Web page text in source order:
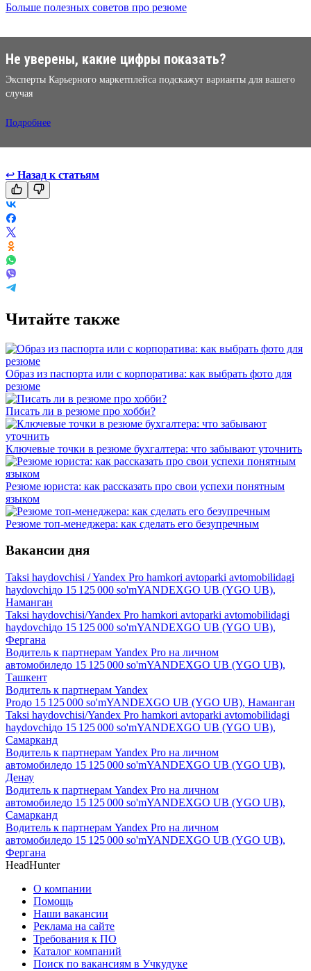
Больше полезных советов про резюме
Не уверены, какие цифры показать?
Эксперты Карьерного маркетплейса подскажут варианты для вашего
случая
Подробнее
↩ Назад к статьям
Читайте также
Образ из паспорта или с корпоратива: как выбрать фото для
резюме
Писать ли в резюме про хобби?
Ключевые точки в резюме бухгалтера: что забывают уточнить
Резюме юриста: как рассказать про свои успехи понятным
языком
Резюме топ-менеджера: как сделать его безупречным
Вакансии дня
Taksi haydovchisi / Yandex Pro hamkori avtoparki avtomobilidagi
haydovchiдо 15 125 000 so'mYANDEXGO UB (YGO UB),
Наманган
Taksi haydovchisi/Yandex Pro hamkori avtoparki avtomobilidagi
haydovchiдо 15 125 000 so'mYANDEXGO UB (YGO UB),
Фергана
Водитель к партнерам Yandex Pro на личном
автомобиледо 15 125 000 so'mYANDEXGO UB (YGO UB),
Ташкент
Водитель к партнерам Yandex
Proдо 15 125 000 so'mYANDEXGO UB (YGO UB), Наманган
Taksi haydovchisi/Yandex Pro hamkori avtoparki avtomobilidagi
haydovchiдо 15 125 000 so'mYANDEXGO UB (YGO UB),
Самарканд
Водитель к партнерам Yandex Pro на личном
автомобиледо 15 125 000 so'mYANDEXGO UB (YGO UB),
Денау
Водитель к партнерам Yandex Pro на личном
автомобиледо 15 125 000 so'mYANDEXGO UB (YGO UB),
Самарканд
Водитель к партнерам Yandex Pro на личном
автомобиледо 15 125 000 so'mYANDEXGO UB (YGO UB),
Фергана
HeadHunter
О компании
Помощь
Наши вакансии
Реклама на сайте
Требования к ПО
Каталог компаний
Поиск по вакансиям в Учкудуке